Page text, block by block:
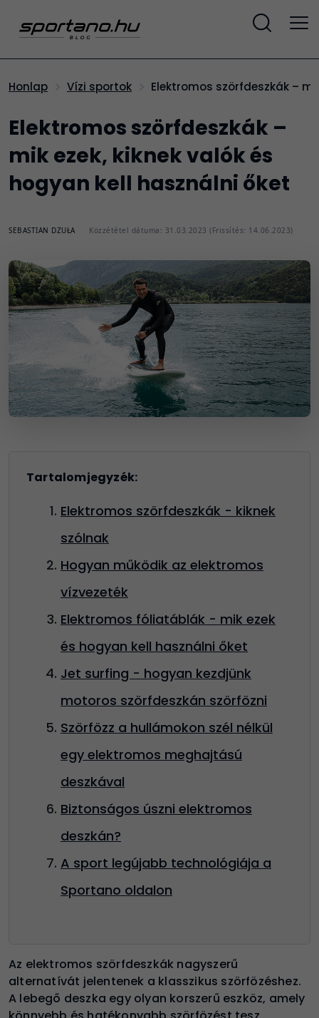
Honlap Vízi sportok Elektromos szörfdeszkák –
Elektromos szörfdeszkák –
mik ezek, kiknek valók és
hogyan kell használni őket
SEBASTIAN DZUŁA Közzététel dátuma: 31.03.2023 (Frissítés: 14.06.2023)
Tartalomjegyzék:
Elektromos szörfdeszkák - kiknek
szólnak
Hogyan működik az elektromos
vízvezeték
Elektromos fóliatáblák - mik ezek
és hogyan kell használni őket
Jet surfing - hogyan kezdjünk
motoros szörfdeszkán szörfözni
Szörfözz a hullámokon szél nélkül
egy elektromos meghajtású
deszkával
Biztonságos úszni elektromos
deszkán?
A sport legújabb technológiája a
Sportano oldalon
Az elektromos szörfdeszkák nagyszerű
alternatívát jelentenek a klasszikus szörfözéshez.
A lebegő deszka egy olyan korszerű eszköz, amely